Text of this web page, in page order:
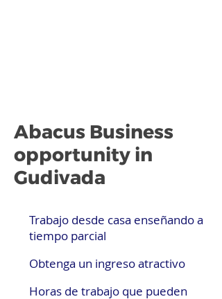
Abacus Business
opportunity in
Gudivada
Trabajo desde casa enseñando a
tiempo parcial
Obtenga un ingreso atractivo
Horas de trabajo que pueden